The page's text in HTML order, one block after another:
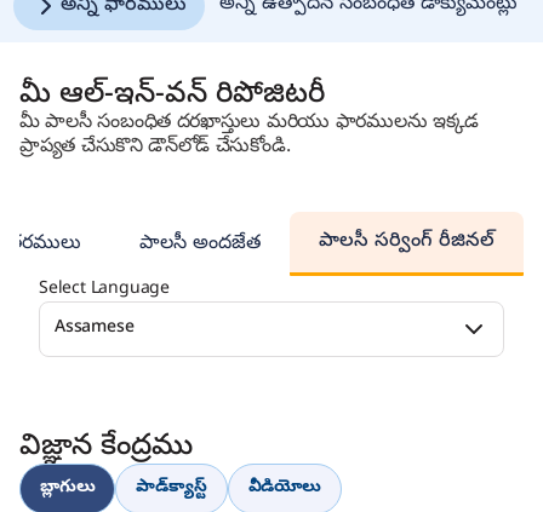
అన్ని ఫారములు
మీ ఆల్-ఇన్-వన్ రిపోజిటరీ
మీ పాలసీ సంబంధిత దరఖాస్తులు మరియు ఫారములను ఇక్కడ
ప్రాప్యత చేసుకొని డౌన్‌లోడ్ చేసుకోండి.
పాలసీ అందజేత పాలసీ సర్వింగ్ రీజినల్
Select Language
Assamese
విజ్ఞాన కేంద్రము
బ్లాగులు పాడ్‌క్యాస్ట్ వీడియోలు